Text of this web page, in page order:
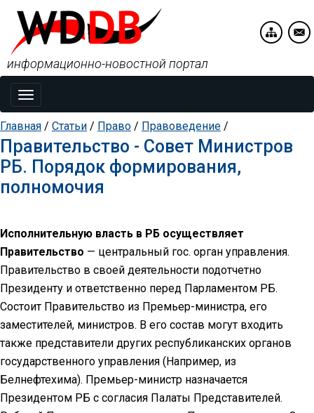
Toggle
navigation
информационно-новостной портал
Главная / Статьи / Право / Правоведение /
Правительство - Совет Министров
РБ. Порядок формирования,
полномочия
Исполнительную власть в РБ осуществляет
Правительство — центральный гос. орган управления.
Правительство в своей деятельности подотчетно
Президенту и ответственно перед Парламентом РБ.
Состоит Правительство из Премьер-министра, его
заместителей, министров. В его состав могут входить
также представители других республиканских органов
государственного управления (Например, из
Белнефтехима). Премьер-министр назначается
Президентом РБ с согласия Палаты Представителей.